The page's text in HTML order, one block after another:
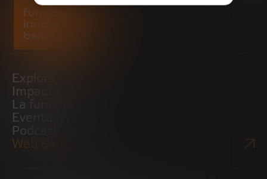
Explora
Impacto
La fundación
Eventos
Podcast
Web Bankinter